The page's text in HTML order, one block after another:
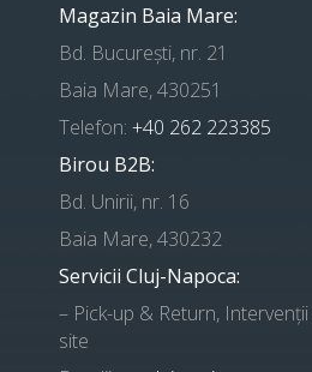
Magazin Baia Mare:
Bd. București, nr. 21
Baia Mare, 430251
Telefon: +40 262 223385
Birou B2B:
Bd. Unirii, nr. 16
Baia Mare, 430232
Servicii Cluj-Napoca:
– Pick-up & Return,
site